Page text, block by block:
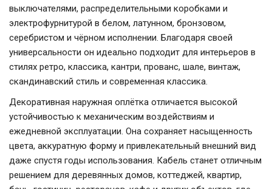
выключателями, распределительными коробками и
электрофурнитурой в белом, латунном, бронзовом,
серебристом и чёрном исполнении. Благодаря своей
универсальности он идеально подходит для интерьеров в
стилях ретро, классика, кантри, прованс, шале, винтаж,
скандинавский стиль и современная классика.
Декоративная наружная оплётка отличается высокой
устойчивостью к механическим воздействиям и
ежедневной эксплуатации. Она сохраняет насыщенность
цвета, аккуратную форму и привлекательный внешний вид
даже спустя годы использования. Кабель станет отличным
решением для деревянных домов, коттеджей, квартир,